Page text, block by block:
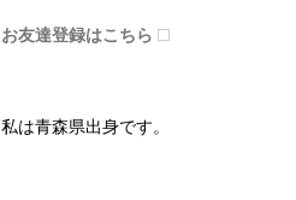
お友達登録はこちら
私は青森県出身です。